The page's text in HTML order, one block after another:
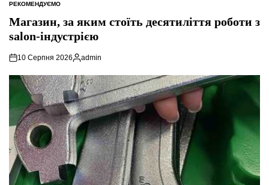
ОПУБЛІКУВАТИ
У
РЕКОМЕНДУЄМО
Магазин, за яким стоїть десятиліття роботи з
salon-індустрією
10 Серпня 2026
Опубліковано
admin